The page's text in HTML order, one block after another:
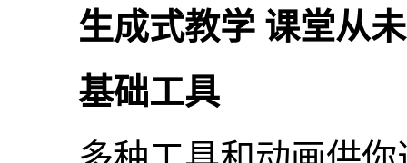
生成式教学 课堂从未
基础工具